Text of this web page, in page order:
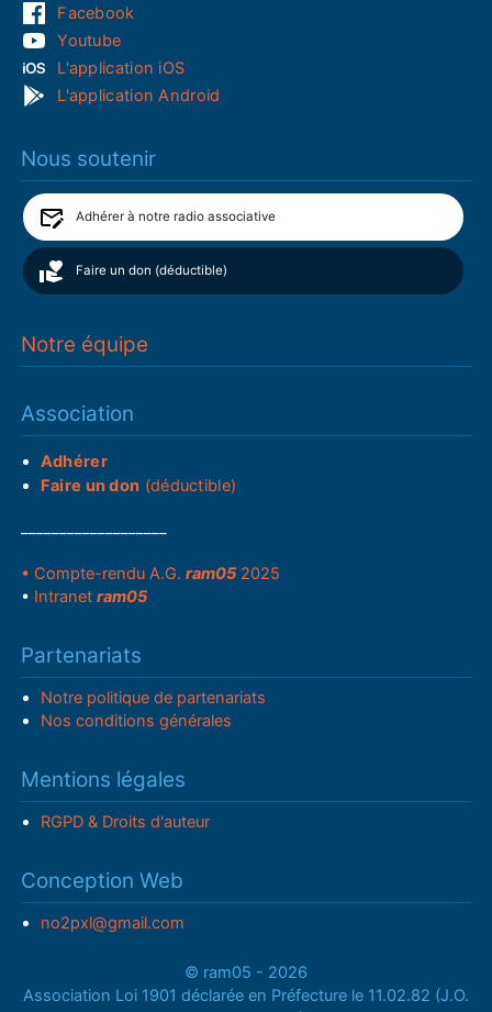
Facebook
Youtube
L'application iOS
L'application Android
Nous soutenir
Adhérer à notre radio associative
Faire un don (déductible)
Notre équipe
Association
Adhérer
Faire un don (déductible)
• Compte-rendu A.G.ram05 2025
• Intranetram05
Partenariats
Notre politique de partenariats
Nos conditions générales
Mentions légales
RGPD & Droits d'auteur
Conception Web
no2pxl@gmail.com
© ram05 - 2026
Association Loi 1901 déclarée en Préfecture le 11.02.82 (J.O.